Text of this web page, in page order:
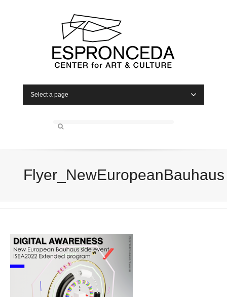
Select a page
Flyer_NewEuropeanBauhaus